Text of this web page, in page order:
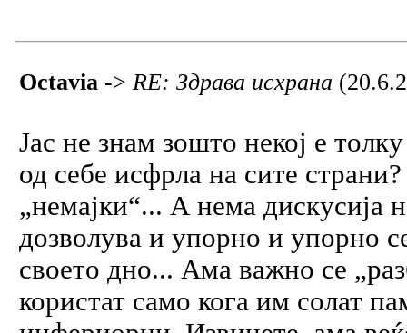
Octavia -> RE: Здрава исхрана
Јас не знам зошто некој е
од себе исфрла на сите
„немајки“... А нема дискусија
дозволува и упорно и упорно
своето дно... Ама важно се
користат само кога им солат